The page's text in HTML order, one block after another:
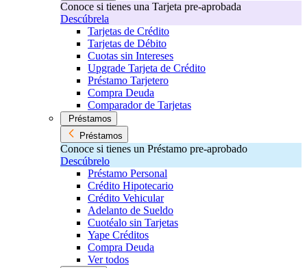
Conoce si tienes una Tarjeta pre-aprobada
Descúbrela
Tarjetas de Crédito
Tarjetas de Débito
Cuotas sin Intereses
Upgrade Tarjeta de Crédito
Préstamo Tarjetero
Compra Deuda
Comparador de Tarjetas
Préstamos
Préstamos
Conoce si tienes un Préstamo pre-aprobado
Descúbrelo
Préstamo Personal
Crédito Hipotecario
Crédito Vehicular
Adelanto de Sueldo
Cuotéalo sin Tarjetas
Yape Créditos
Compra Deuda
Ver todos